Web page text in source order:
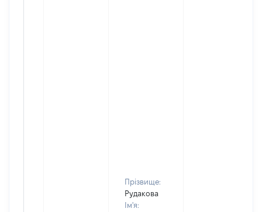
Прізвище:
Рудакова
Ім'я: